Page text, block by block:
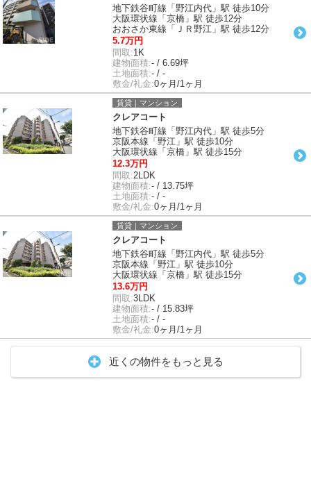
地下鉄谷町線「野江内代」駅 徒歩10分
大阪環状線「京橋」駅 徒歩12分
おおさか東線「ＪＲ野江」駅 徒歩12分
5.7万円
間取:1K
建物面積:- / 6.69坪
土地面積:- / -
敷金/礼金:0ヶ月/1ヶ月
賃貸｜マンション
クレアコート
地下鉄谷町線「野江内代」駅 徒歩5分
京阪本線「野江」駅 徒歩10分
大阪環状線「京橋」駅 徒歩15分
12.3万円
間取:2LDK
建物面積:- / 13.75坪
土地面積:- / -
敷金/礼金:0ヶ月/1ヶ月
賃貸｜マンション
クレアコート
地下鉄谷町線「野江内代」駅 徒歩5分
京阪本線「野江」駅 徒歩10分
大阪環状線「京橋」駅 徒歩15分
13.6万円
間取:3LDK
建物面積:- / 15.83坪
土地面積:- / -
敷金/礼金:0ヶ月/1ヶ月
近くの物件をもっと見る